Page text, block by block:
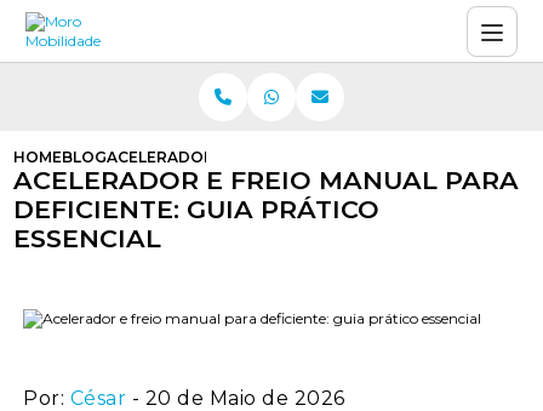
HOMEBLOGACELERADOR E FREIO MANUAL PARA DEFICIENTE:
ACELERADOR E FREIO MANUAL PARA
DEFICIENTE: GUIA PRÁTICO
ESSENCIAL
Por: César - 20 de Maio de 2026